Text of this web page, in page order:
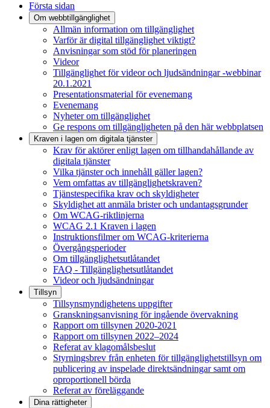
Första sidan
Om webbtillgänglighet
Allmän information om tillgänglighet
Varför är digital tillgänglighet viktigt?
Anvisningar som stöd för planeringen
Videor
Tillgänglighet för videor och ljudsändningar -webbinar
20.1.2021
Presentationsmaterial för evenemang
Evenemang
Nyheter om tillgänglighet
Ge respons om tillgängligheten på den här webbplatsen
Kraven i lagen om digitala tjänster
Krav för aktörer enligt lagen om tillhandahållande av
digitala tjänster
Vilka tjänster och innehåll gäller lagen?
Vem omfattas av tillgänglighetskraven?
Tjänstespecifika krav och skyldigheter
Skyldighet att anmäla brister och undantagsgrunder
Om WCAG-riktlinjerna
WCAG 2.1 Kraven i lagen
Instruktionsfilmer om WCAG-kriterierna
Övergångsperioder
Om tillgänglighetsutlåtandet
FAQ - Tillgänglighetsutlåtandet
Videor och ljudsändningar
Tillsyn
Tillsynsmyndighetens uppgifter
Granskningsanvisning för ingående övervakning
Rapport om tillsynen 2020-2021
Rapport om tillsynen 2022–2024
Referat av klagomålsbeslut
Styrningsbrev från enheten för tillgänglighetstillsyn om
publicering av inspelade direktsändningar samt om
oproportionell börda
Referat av föreläggande
Dina rättigheter